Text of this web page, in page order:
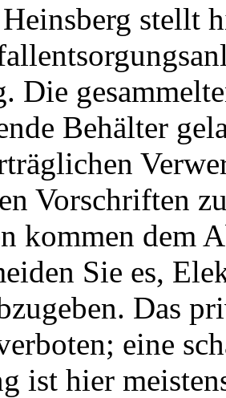
stellt
Die
Behälter
Vorschriften
kommen dem
Sie es,
Das
eine
ist hier